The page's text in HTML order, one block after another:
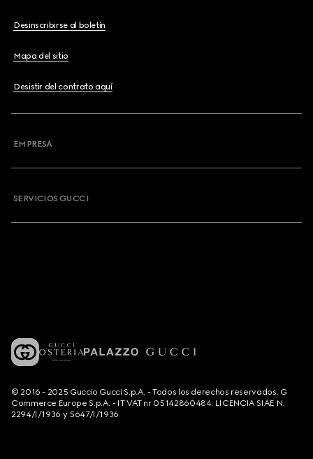
Desinscribirse al boletín
Mapa del sitio
Desistir del contrato aquí
EMPRESA
SERVICIOS GUCCI
© 2016 - 2025 Guccio Gucci S.p.A. - Todos los derechos reservados. G
Commerce Europe S.p.A. - IT VAT nr 05142860484. LICENCIA SIAE N.
2294/I/1936 y 5647/I/1936